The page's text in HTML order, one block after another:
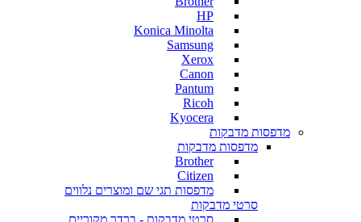
HP
Konica Minolta
Samsung
Xerox
Canon
Pantum
Ricoh
Kyocera
מדפסות מדבקות
מדפסות מדבקות
Brother
Citizen
מדפסות תגי שם ומוצרים נלווים
סרטי מדבקות
סרטי מדבקות - ברדר מקוריים